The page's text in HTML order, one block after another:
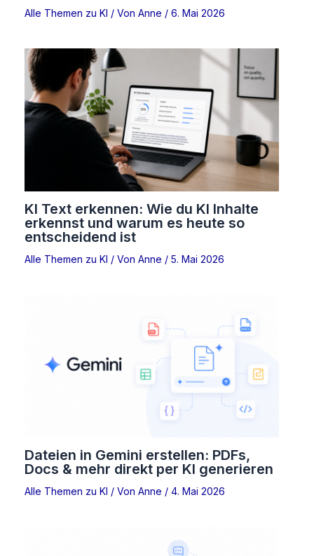
Alle Themen zu KI / Von Anne / 6. Mai 2026
KI Text erkennen: Wie du KI Inhalte
erkennst und warum es heute so
entscheidend ist
Alle Themen zu KI / Von Anne / 5. Mai 2026
Dateien in Gemini erstellen: PDFs,
Docs & mehr direkt per KI generieren
Alle Themen zu KI / Von Anne / 4. Mai 2026